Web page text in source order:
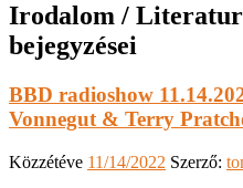
Irodalom /
bejegyzései
BBD radioshow
Vonnegut & Terry
Közzétéve 11/14/2022 Szerző: